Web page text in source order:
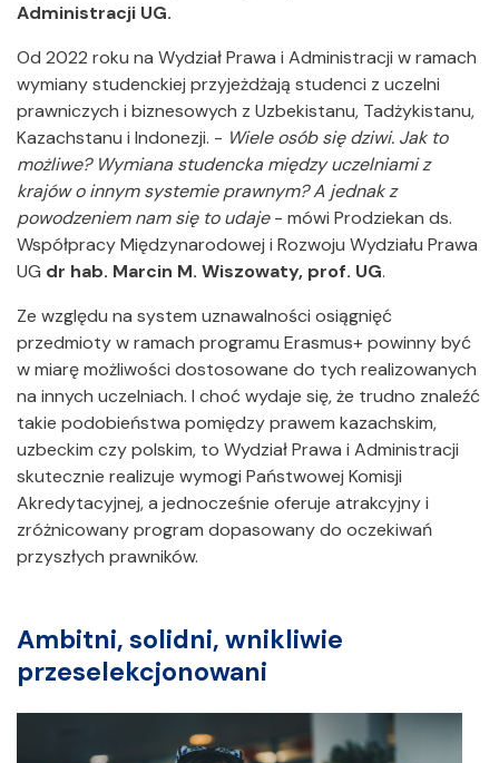
Administracji UG.
Od 2022 roku na Wydział Prawa i Administracji w ramach
wymiany studenckiej przyjeżdżają studenci z uczelni
prawniczych i biznesowych z Uzbekistanu, Tadżykistanu,
Kazachstanu i Indonezji. - Wiele osób się dziwi. Jak to
możliwe? Wymiana studencka między uczelniami z
krajów o innym systemie prawnym? A jednak z
powodzeniem nam się to udaje- mówi Prodziekan ds.
Współpracy Międzynarodowej i Rozwoju Wydziału Prawa
UG dr hab. Marcin M. Wiszowaty, prof. UG.
Ze względu na system uznawalności osiągnięć
przedmioty w ramach programu Erasmus+ powinny być
w miarę możliwości dostosowane do tych realizowanych
na innych uczelniach. I choć wydaje się, że trudno znaleźć
takie podobieństwa pomiędzy prawem kazachskim,
uzbeckim czy polskim, to Wydział Prawa i Administracji
skutecznie realizuje wymogi Państwowej Komisji
Akredytacyjnej, a jednocześnie oferuje atrakcyjny i
zróżnicowany program dopasowany do oczekiwań
przyszłych prawników.
Ambitni, solidni, wnikliwie
przeselekcjonowani